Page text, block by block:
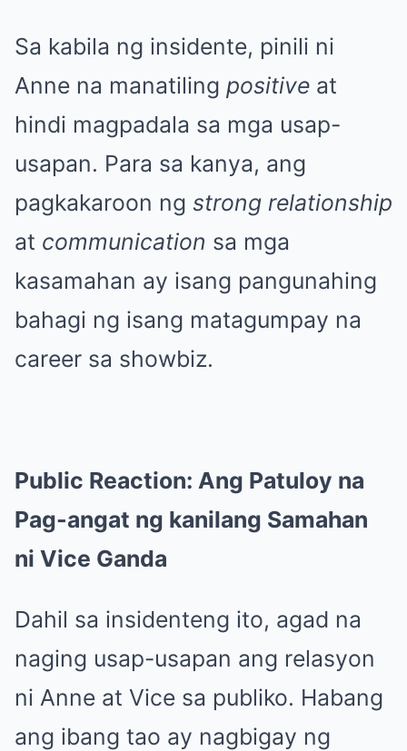
Sa kabila ng insidente, pinili ni
Anne na manatiling positive at
hindi magpadala sa mga usap-
usapan. Para sa kanya, ang
pagkakaroon ng strong relationship
at communication sa mga
kasamahan ay isang pangunahing
bahagi ng isang matagumpay na
career sa showbiz.
Public Reaction: Ang Patuloy na
Pag-angat ng kanilang Samahan
ni Vice Ganda
Dahil sa insidenteng ito, agad na
naging usap-usapan ang relasyon
ni Anne at Vice sa publiko. Habang
ang ibang tao ay nagbigay ng